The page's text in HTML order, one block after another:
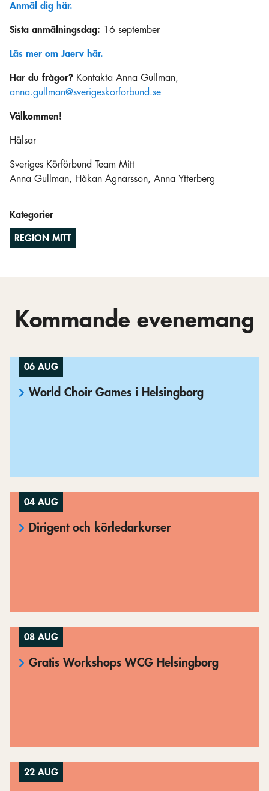
Anmäl dig här.
Sista anmälningsdag: 16 september
Läs mer om Jaerv här.
Har du frågor? Kontakta Anna Gullman,
anna.gullman@sverigeskorforbund.se
Välkommen!
Hälsar
Sveriges Körförbund Team Mitt
Anna Gullman, Håkan Agnarsson, Anna Ytterberg
Kategorier
REGION MITT
Kommande evenemang
06 AUG
World Choir Games i Helsingborg
04 AUG
Dirigent och körledarkurser
08 AUG
Gratis Workshops WCG Helsingborg
22 AUG